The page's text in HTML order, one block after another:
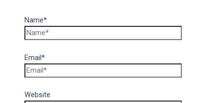
Name*
Email*
Website